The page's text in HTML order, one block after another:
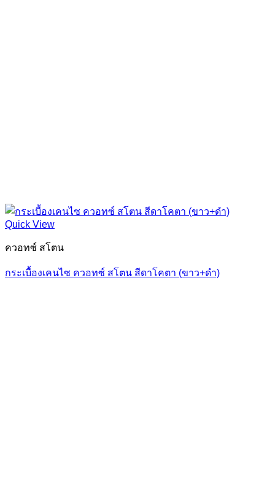
Quick View
ควอทซ์ สโตน
กระเบื้องเคนไซ ควอทซ์ สโตน สีดาโคตา (ขาว+ดำ)